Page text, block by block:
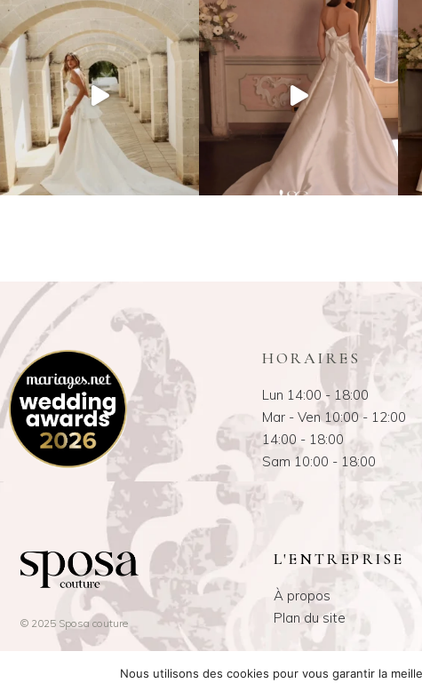
HORAIRES
Lun 14:00 - 18:00
Mar - Ven 10:00 - 12:00
14:00 - 18:00
Sam 10:00 - 18:00
© 2025 Sposa couture
L'ENTREPRISE
À propos
Plan du site
Nous utilisons des cookies pour vous garantir la